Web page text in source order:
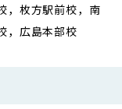
，枚方駅前校，南
，広島本部校